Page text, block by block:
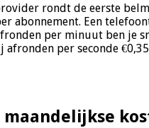
rondt de eerste
abonnement. Een
per minuut ben
per seconde